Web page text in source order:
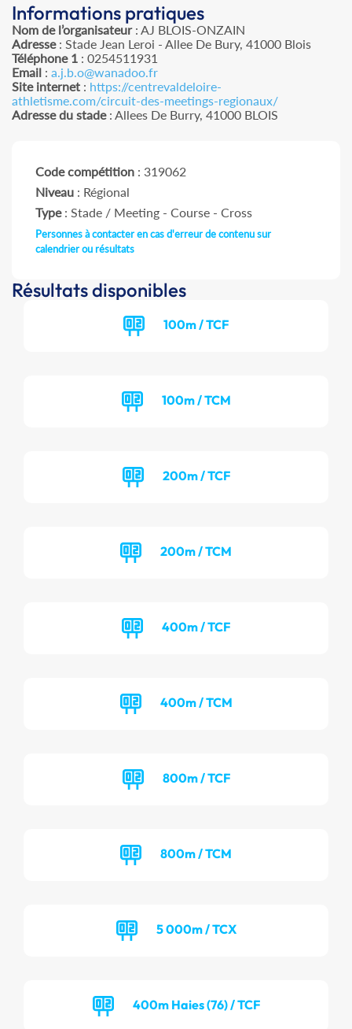
Informations pratiques
Nom de l’organisateur: AJ BLOIS-ONZAIN
Adresse: Stade Jean Leroi - Allee De Bury, 41000 Blois
Téléphone 1 : 0254511931
Email : a.j.b.o@wanadoo.fr
Site internet : https://centrevaldeloire-
athletisme.com/circuit-des-meetings-regionaux/
Adresse du stade: Allees De Burry, 41000 BLOIS
Code compétition : 319062
Niveau : Régional
Type: Stade / Meeting - Course - Cross
Personnes à contacter en cas d'erreur de contenu sur
calendrier ou résultats
Résultats disponibles
100m / TCF
100m / TCM
200m / TCF
200m / TCM
400m / TCF
400m / TCM
800m / TCF
800m / TCM
5 000m / TCX
400m Haies (76) / TCF